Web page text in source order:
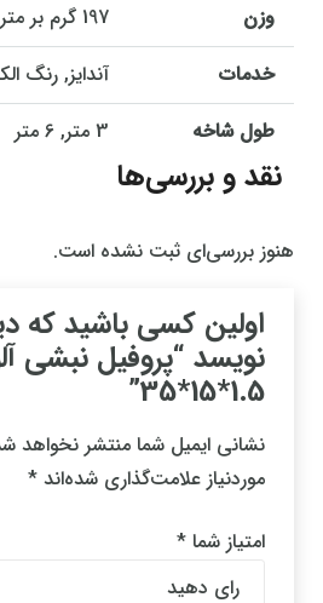
وزن
197 گرم بر متر
خدمات
آندایز, رنگ
طول شاخه
3 متر, 6 متر
نقد و بررسی‌ها
هنوز بررسی‌ای ثبت نشده است.
اولین کسی باشید که
نویسد “پروفیل نبشی
1.5*15*35”
نشانی ایمیل شما منتشر نخواهد
موردنیاز علامت‌گذاری شده‌اند *
امتیاز شما *